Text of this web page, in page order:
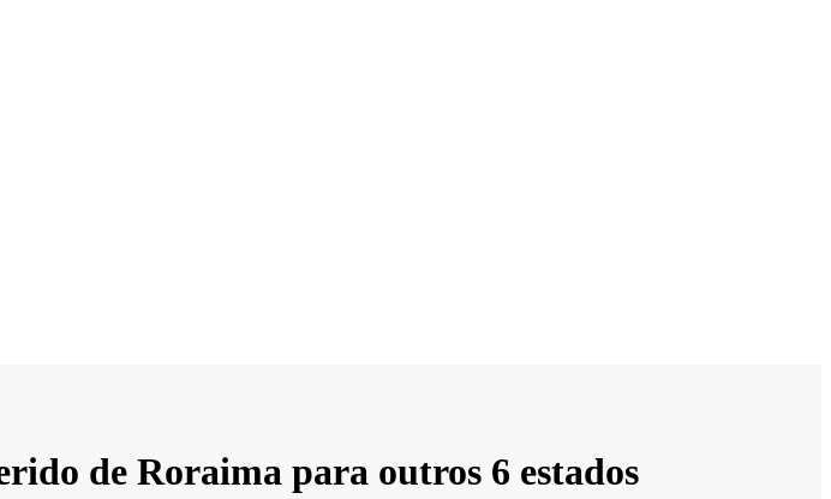
de Roraima para outros 6 estados